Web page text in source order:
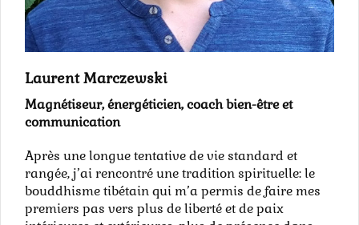
Laurent Marczewski
Magnétiseur, énergéticien, coach bien-être et
communication
Après une longue tentative de vie standard et
rangée, j’ai rencontré une tradition spirituelle: le
bouddhisme tibétain qui m’a permis de faire mes
premiers pas vers plus de liberté et de paix